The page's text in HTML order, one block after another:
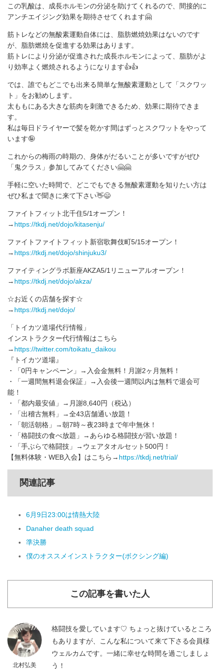
この乳酸は、成長ホルモンの分泌を助けてくれるので、間接的に
アンチエイジング効果を期待させてくれます🤗
筋トレなどの無酸素運動自体には、脂肪燃焼効果はないのです
が、脂肪燃焼を促進する効果はあります。
筋トレにより分泌が促進された成長ホルモンによって、脂肪がよ
り効率よく燃焼されるようになります👍👍
では、誰でもどこでも出来る簡単な無酸素運動として「スクワッ
ト」をお勧めします。
太ももにある大きな筋肉を刺激できるため、効果に期待できま
す。
私は毎日ドライヤーで髪を乾かす間はずっとスクワットをやって
います🤪
これからの梅雨の時期の、身体がだるいことが多いですがぜひ
「鬼クラス」参加してみてください🤗🤗
手軽に空いた時間で、どこでもできる無酸素運動を知りたい方は
ぜひ私まで聞きに来て下さい👋😄
ファイトフィット北千住5/1オープン！
→ https://tkdj.net/dojo/kitasenju/
ファイトファイトフィット新宿歌舞伎町5/15オープン！
→ https://tkdj.net/dojo/shinjuku3/
ファイティングラボ新座AKZA5/1リニューアルオープン！
→ https://tkdj.net/dojo/akza/
☆お近くの店舗を探す☆
→ https://tkdj.net/dojo/
「トイカツ道場代行情報」
インストラクター代行情報はこちら
→ https://twitter.com/toikatu_daikou
『トイカツ道場』
・「0円キャンペーン」→入会金無料！月謝2ヶ月無料！
・「一週間無料退会保証」→入会後一週間以内は無料で退会可
能！
・「都内最安値」→月謝8,640円（税込）
・「出稽古無料」→全43店舗通い放題！
・「朝活朝格」→朝7時～夜23時まで年中無休！
・「格闘技の食べ放題」→あらゆる格闘技が習い放題！
・「手ぶらで格闘技」→ウェアタオルセット500円！
【無料体験・WEB入会】はこちら→ https://tkdj.net/trial/
関連記事
6月9日23:00は情熱大陸
Danaher death squad
準決勝
僕のオススメインストラクター(ボクシング編)
この記事を書いた人
北村弘美
格闘技を愛しています♡ ちょっと抜けているところ
もありますが、こんな私について来て下さる会員様
ウェルカムです。一緒に幸せな時間を過ごしましょ
う！